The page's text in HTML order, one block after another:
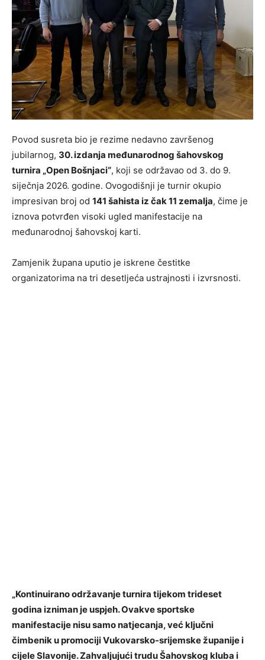
Povod susreta bio je rezime nedavno završenog
jubilarnog, 30. izdanja međunarodnog šahovskog
turnira „Open Bošnjaci“, koji se održavao od 3. do 9.
siječnja 2026. godine. Ovogodišnji je turnir okupio
impresivan broj od 141 šahista iz čak 11 zemalja, čime je
iznova potvrđen visoki ugled manifestacije na
međunarodnoj šahovskoj karti.
Zamjenik župana uputio je iskrene čestitke
organizatorima na tri desetljeća ustrajnosti i izvrsnosti.
„Kontinuirano održavanje turnira tijekom trideset
godina izniman je uspjeh. Ovakve sportske
manifestacije nisu samo natjecanja, već ključni
čimbenik u promociji Vukovarsko-srijemske županije i
cijele Slavonije. Zahvaljujući trudu Šahovskog kluba i